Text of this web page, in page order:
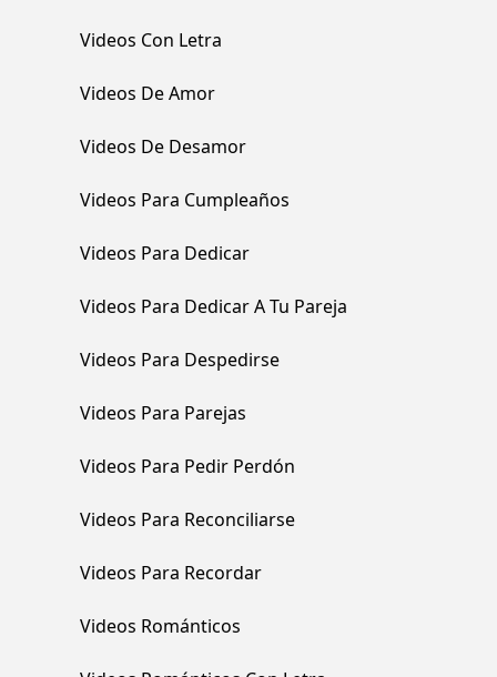
Videos Con Letra
Videos De Amor
Videos De Desamor
Videos Para Cumpleaños
Videos Para Dedicar
Videos Para Dedicar A Tu Pareja
Videos Para Despedirse
Videos Para Parejas
Videos Para Pedir Perdón
Videos Para Reconciliarse
Videos Para Recordar
Videos Románticos